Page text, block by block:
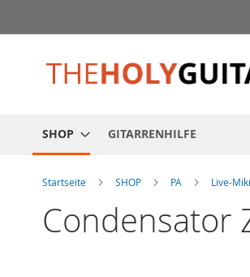
Inhalt
SHOP GITARRENHILFE
Startseite SHOP PA Live-
Condensator